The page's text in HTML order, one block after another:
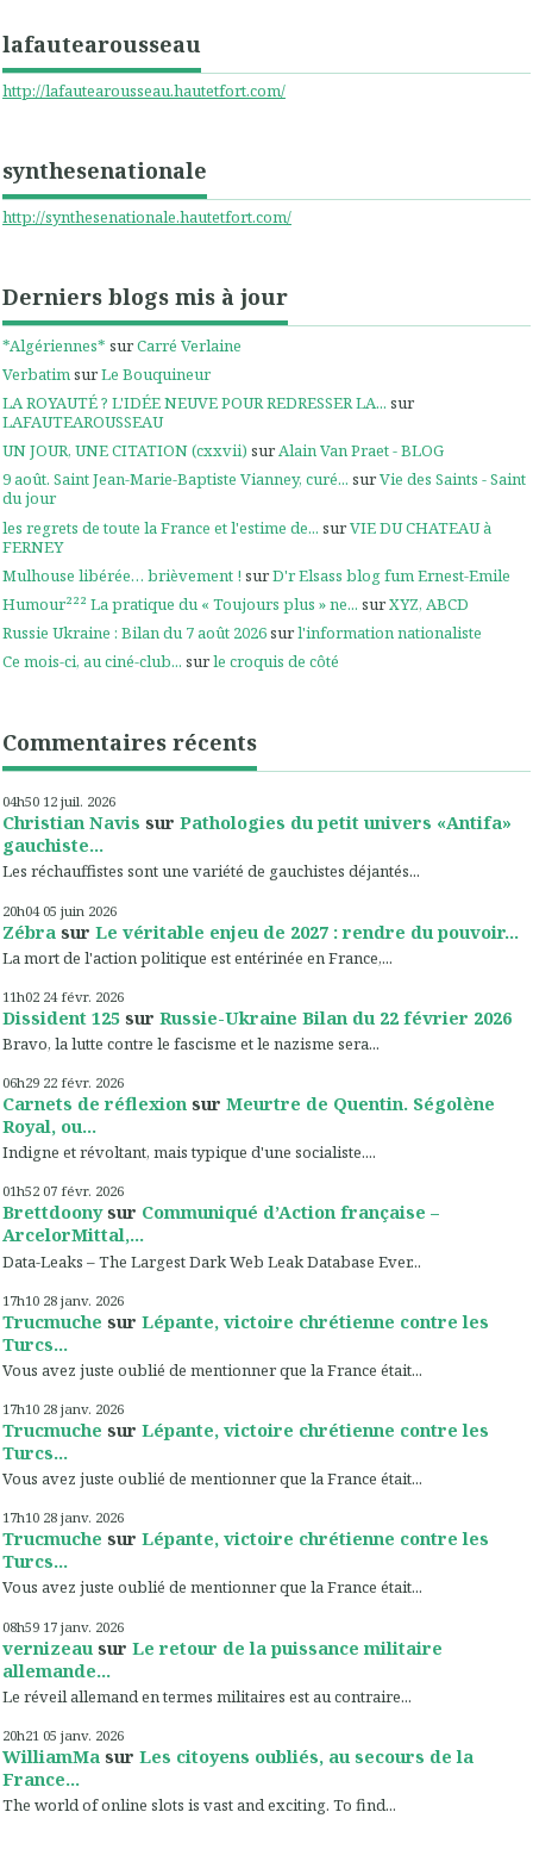
lafautearousseau
http://lafautearousseau.hautetfort.com/
synthesenationale
http://synthesenationale.hautetfort.com/
Derniers blogs mis à jour
*Algériennes* surCarré Verlaine
VerbatimsurLe Bouquineur
LA ROYAUTÉ ? L'IDÉE NEUVE POUR REDRESSER LA... sur
LAFAUTEAROUSSEAU
UN JOUR, UNE CITATION (cxxvii) surAlain Van Praet - BLOG
9 août. Saint Jean-Marie-Baptiste Vianney, curé... surVie des Saints - Saint
du jour
les regrets de toute la France et l'estime de... surVIE DU CHATEAU à
FERNEY
Mulhouse libérée… brièvement ! surD'r Elsass blog fum Ernest-Emile
Humour²²² La pratique du « Toujours plus » ne... surXYZ, ABCD
Russie Ukraine : Bilan du 7 août 2026surl'information nationaliste
Ce mois-ci, au ciné-club... surle croquis de côté
Commentaires récents
04h50 12 juil. 2026
Christian Navis sur Pathologies du petit univers «Antifa»
gauchiste...
Les réchauffistes sont une variété de gauchistes déjantés...
20h04 05 juin 2026
Zébra sur Le véritable enjeu de 2027 : rendre du pouvoir...
La mort de l'action politique est entérinée en France,...
11h02 24 févr. 2026
Dissident 125 sur Russie-Ukraine Bilan du 22 février 2026
Bravo, la lutte contre le fascisme et le nazisme sera...
06h29 22 févr. 2026
Carnets de réflexion sur Meurtre de Quentin. Ségolène
Royal, ou...
Indigne et révoltant, mais typique d'une socialiste....
01h52 07 févr. 2026
Brettdoonysur Communiqué d’Action française –
ArcelorMittal,...
Data-Leaks – The Largest Dark Web Leak Database Ever...
17h10 28 janv. 2026
Trucmuche sur Lépante, victoire chrétienne contre les
Turcs...
Vous avez juste oublié de mentionner que la France était...
17h10 28 janv. 2026
Trucmuche sur Lépante, victoire chrétienne contre les
Turcs...
Vous avez juste oublié de mentionner que la France était...
17h10 28 janv. 2026
Trucmuche sur Lépante, victoire chrétienne contre les
Turcs...
Vous avez juste oublié de mentionner que la France était...
08h59 17 janv. 2026
vernizeau sur Le retour de la puissance militaire
allemande...
Le réveil allemand en termes militaires est au contraire...
20h21 05 janv. 2026
WilliamMa sur Les citoyens oubliés, au secours de la
France...
The world of online slots is vast and exciting. To find...